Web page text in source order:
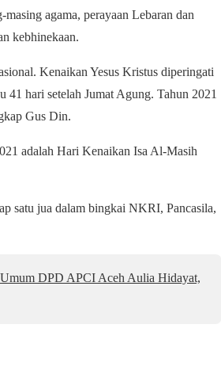
agama, perayaan Lebaran dan
kebhinekaan.
Kenaikan Yesus Kristus diperingati
41 hari setelah Jumat Agung. Tahun 2021
Gus Din.
adalah Hari Kenaikan Isa Al-Masih
satu jua dalam bingkai NKRI, Pancasila,
DPD APCI Aceh Aulia Hidayat,